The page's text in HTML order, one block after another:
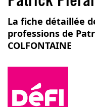
La fiche détaillée
professions de
COLFONTAINE